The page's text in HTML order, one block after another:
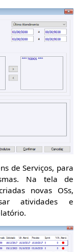
de Serviços, para
Na tela de
novas OSs,
atividades e